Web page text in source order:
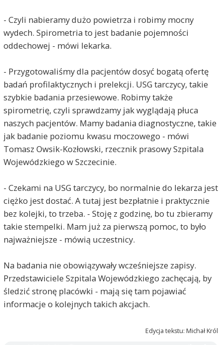
- Czyli nabieramy dużo powietrza i robimy mocny
wydech. Spirometria to jest badanie pojemności
oddechowej - mówi lekarka.
- Przygotowaliśmy dla pacjentów dosyć bogatą ofertę
badań profilaktycznych i prelekcji. USG tarczycy, takie
szybkie badania przesiewowe. Robimy także
spirometrię, czyli sprawdzamy jak wyglądają płuca
naszych pacjentów. Mamy badania diagnostyczne, takie
jak badanie poziomu kwasu moczowego - mówi
Tomasz Owsik-Kozłowski, rzecznik prasowy Szpitala
Wojewódzkiego w Szczecinie.
- Czekami na USG tarczycy, bo normalnie do lekarza jest
ciężko jest dostać. A tutaj jest bezpłatnie i praktycznie
bez kolejki, to trzeba. - Stoję z godzinę, bo tu zbieramy
takie stempelki. Mam już za pierwszą pomoc, to było
najważniejsze - mówią uczestnicy.
Na badania nie obowiązywały wcześniejsze zapisy.
Przedstawiciele Szpitala Wojewódzkiego zachęcają, by
śledzić stronę placówki - mają się tam pojawiać
informacje o kolejnych takich akcjach.
Edycja tekstu: Michał Król